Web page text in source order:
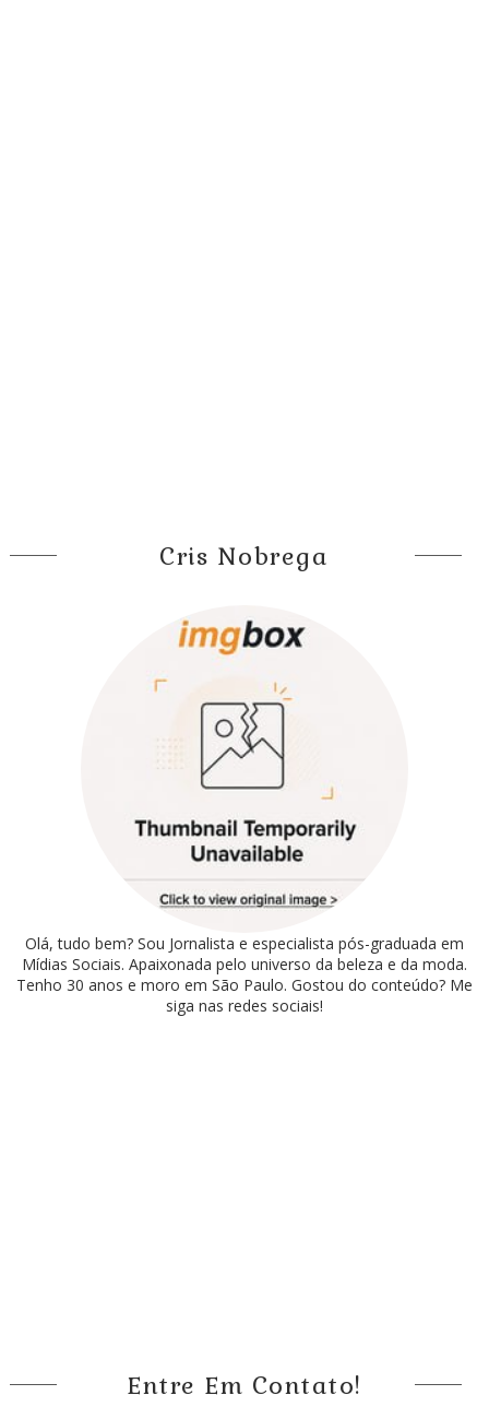
Cris Nobrega
Olá, tudo bem? Sou Jornalista e especialista pós-graduada em
Mídias Sociais. Apaixonada pelo universo da beleza e da moda.
Tenho 30 anos e moro em São Paulo. Gostou do conteúdo? Me
siga nas redes sociais!
Entre Em Contato!